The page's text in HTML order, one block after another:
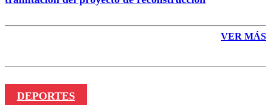
VER MÁS
DEPORTES